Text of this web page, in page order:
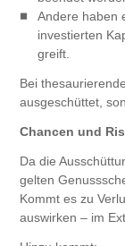
Andere haben
investierten
greift.
Bei
ausgeschüttet,
Chancen und
Da die
gelten
Kommt es zu
auswirken – im